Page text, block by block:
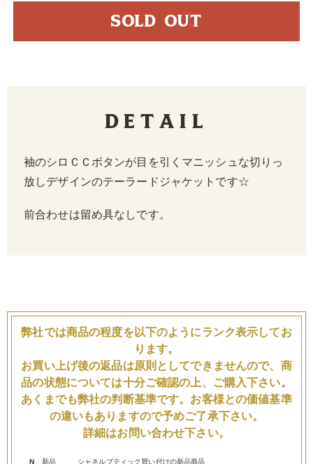
SOLD OUT
Detail
袖のシロＣＣボタンが目を引くマニッシュな切りっ
放しデザインのテーラードジャケットです☆
前合わせは留め具なしです。
弊社では商品の程度を以下のようにランク表示してお
ります。
お買い上げ後の返品は原則としてできませんので、商
品の状態については十分ご確認の上、ご購入下さい。
あくまでも弊社の判断基準です。お客様との価値基準
の違いもありますので予めご了承下さい。
詳細はお問い合わせ下さい。
N 新品 シャネルブティック買い付けの新品商品